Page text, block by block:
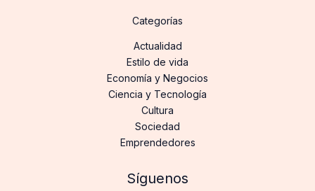
Categorías
Actualidad
Estilo de vida
Economía y Negocios
Ciencia y Tecnología
Cultura
Sociedad
Emprendedores
Síguenos